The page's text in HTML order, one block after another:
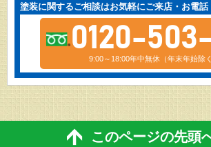
塗装に関するご相談はお気軽にご来店・お電
0120-
9:00～18:00年中無休（年末年始除く
このページの先頭